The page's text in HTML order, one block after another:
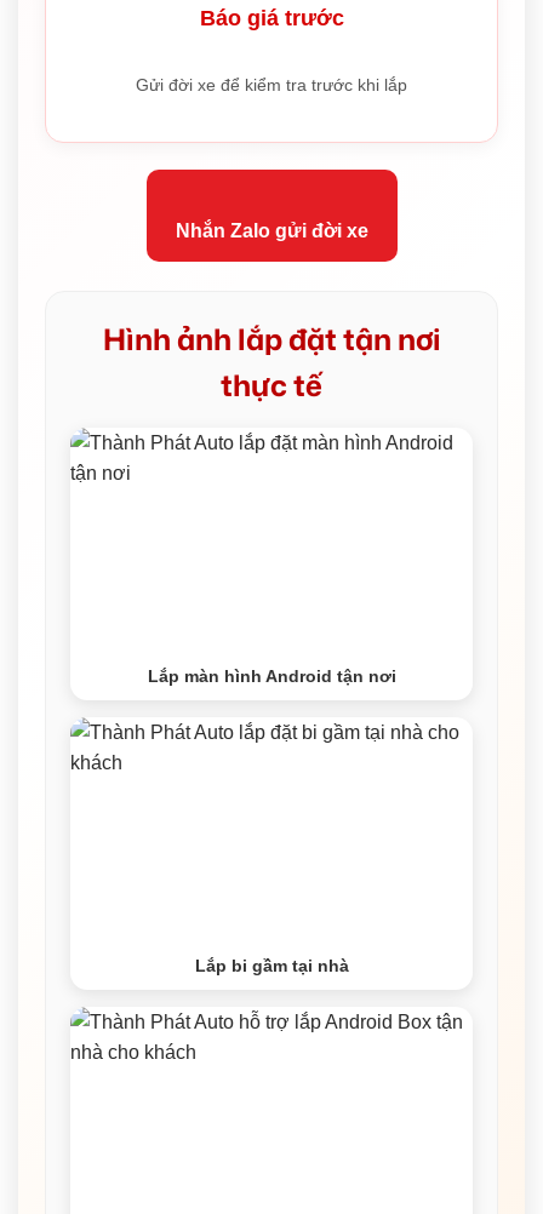
Báo giá trước
Gửi đời xe để kiểm tra trước khi lắp
Nhắn Zalo gửi đời xe
Hình ảnh lắp đặt tận nơi
thực tế
Lắp màn hình Android tận nơi
Lắp bi gầm tại nhà